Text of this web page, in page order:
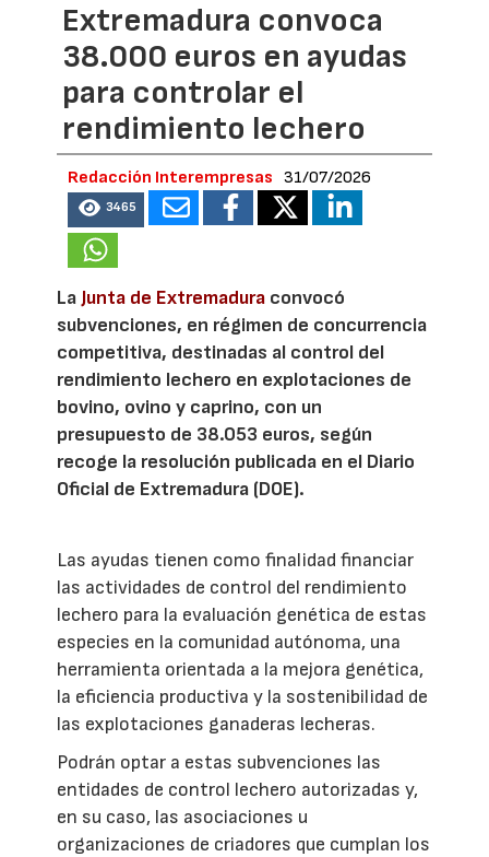
Extremadura convoca
38.000 euros en ayudas
para controlar el
rendimiento lechero
Redacción Interempresas 31/07/2026
3465
La Junta de Extremadura convocó
subvenciones, en régimen de concurrencia
competitiva, destinadas al control del
rendimiento lechero en explotaciones de
bovino, ovino y caprino, con un
presupuesto de 38.053 euros, según
recoge la resolución publicada en el Diario
Oficial de Extremadura (DOE).
Las ayudas tienen como finalidad financiar
las actividades de control del rendimiento
lechero para la evaluación genética de estas
especies en la comunidad autónoma, una
herramienta orientada a la mejora genética,
la eficiencia productiva y la sostenibilidad de
las explotaciones ganaderas lecheras.
Podrán optar a estas subvenciones las
entidades de control lechero autorizadas y,
en su caso, las asociaciones u
organizaciones de criadores que cumplan los